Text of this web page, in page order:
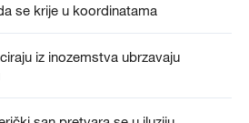
se krije u koordinatama
iz inozemstva ubrzavaju